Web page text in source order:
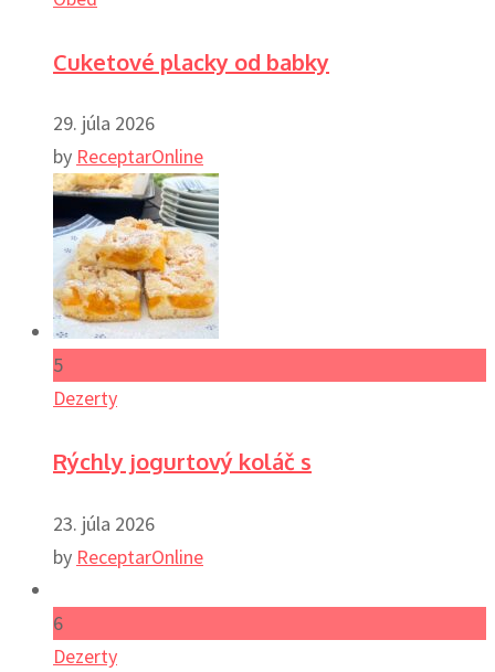
Cuketové placky od babky
29. júla 2026
by ReceptarOnline
5
Dezerty
Rýchly jogurtový koláč s
23. júla 2026
by ReceptarOnline
6
Dezerty